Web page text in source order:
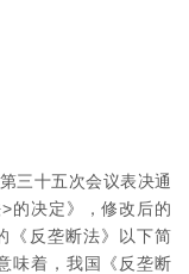
三十五次会议表决通
的决定》，修改后的
《反垄断法》以下简
味着，我国《反垄断